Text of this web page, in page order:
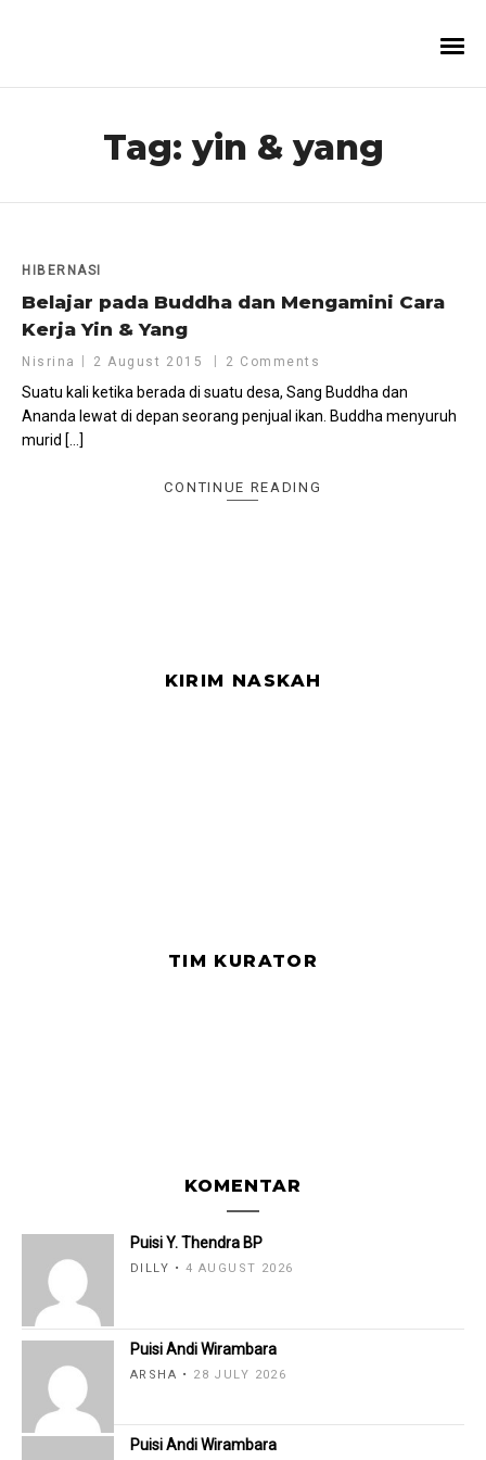
Tag:yin & yang
HIBERNASI
Belajar pada Buddha dan Mengamini Cara
Kerja Yin & Yang
Nisrina 2 August 2015 2 Comments
Suatu kali ketika berada di suatu desa, Sang Buddha dan
Ananda lewat di depan seorang penjual ikan. Buddha menyuruh
murid […]
CONTINUE READING
KIRIM NASKAH
TIM KURATOR
KOMENTAR
Puisi Y. Thendra BP
DILLY 4 AUGUST 2026
Puisi Andi Wirambara
ARSHA 28 JULY 2026
Puisi Andi Wirambara